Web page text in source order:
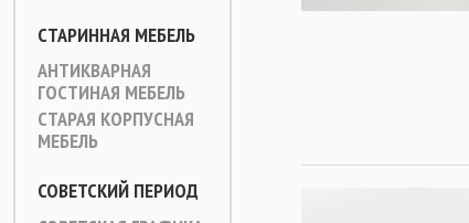
СТАРИННАЯ МЕБЕЛЬ
АНТИКВАРНАЯ
ГОСТИНАЯ МЕБЕЛЬ
СТАРАЯ КОРПУСНАЯ
МЕБЕЛЬ
СОВЕТСКИЙ ПЕРИОД